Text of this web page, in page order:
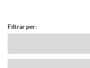
d
N
Filtrar per: